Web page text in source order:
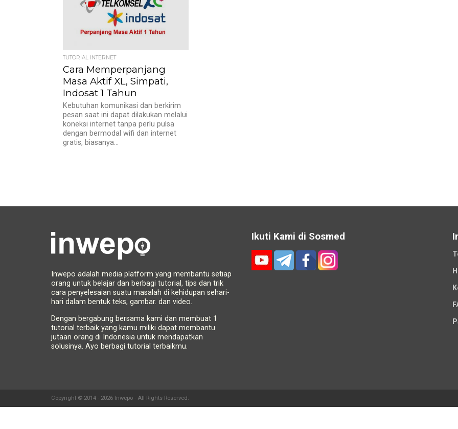
TUTORIAL INTERNET
Cara Memperpanjang
Masa Aktif XL, Simpati,
Indosat 1 Tahun
Kebutuhan komunikasi dan berkirim
pesan saat ini dapat dilakukan melalui
koneksi internet tanpa perlu pulsa
dengan bermodal wifi dan internet
gratis, biasanya...
Inwepo adalah media platform yang membantu setiap
orang untuk belajar dan berbagi tutorial, tips dan trik
cara penyelesaian suatu masalah di kehidupan sehari-
hari dalam bentuk teks, gambar. dan video.
Dengan bergabung bersama kami dan membuat 1
tutorial terbaik yang kamu miliki dapat membantu
jutaan orang di Indonesia untuk mendapatkan
solusinya. Ayo berbagi tutorial terbaikmu.
Ikuti Kami di Sosmed
Copyright © 2014 - 2026 Inwepo - All Rights Reserved.